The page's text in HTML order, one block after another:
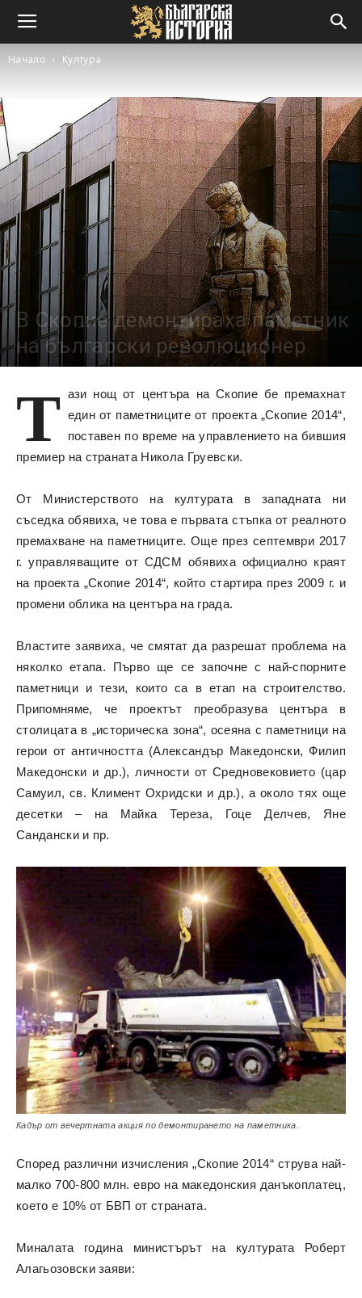
Начало Култура
В Скопие демонтираха паметник
на български революционер
7634
Т ази нощ от центъра на Скопие бе премахнат
един от паметниците от проекта „Скопие 2014“,
поставен по време на управлението на бившия
премиер на страната Никола Груевски.
От Министерството на културата в западната ни
съседка обявиха, че това е първата стъпка от реалното
премахване на паметниците. Още през септември 2017
г. управляващите от СДСМ обявиха официално краят
на проекта „Скопие 2014“, който стартира през 2009 г. и
промени облика на центъра на града.
Властите заявиха, че смятат да разрешат проблема на
няколко етапа. Първо ще се започне с най-спорните
паметници и тези, които са в етап на строителство.
Припомняме, че проектът преобразува центъра в
столицата в „историческа зона“, осеяна с паметници на
герои от античността (Александър Македонски, Филип
Македонски и др.), личности от Средновековието (цар
Самуил, св. Климент Охридски и др.), а около тях още
десетки – на Майка Тереза, Гоце Делчев, Яне
Сандански и пр.
Кадър от вечертната акция по демонтирането на паметника.
Според различни изчисления „Скопие 2014“ струва най-
малко 700-800 млн. евро на македонския данъкоплатец,
което е 10% от БВП от страната.
Миналата година министърът на културата Роберт
Алагьозовски заяви: